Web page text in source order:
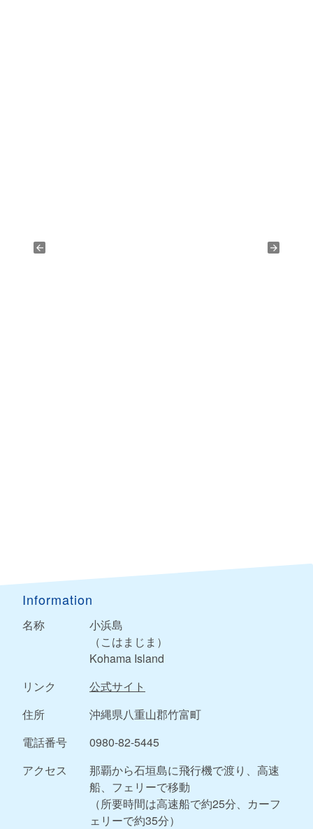
Information
名称
小浜島
（こはまじま）
Kohama Island
リンク
公式サイト
住所
沖縄県八重山郡竹富町
電話番号
0980-82-5445
アクセス
那覇から石垣島に飛行機で渡り、高速
船、フェリーで移動
（所要時間は高速船で約25分、カーフ
ェリーで約35分）